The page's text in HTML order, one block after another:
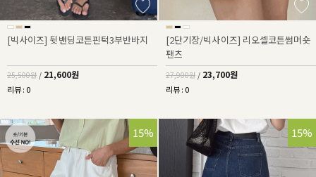
[빅사이즈] 뒷밴딩코튼핀턱3부반바지
25,500원 / 21,600원
리뷰 : 0
[2단기장/빅사이즈] 리오셀코튼썸머숏
팬츠
27,900원 / 23,700원
리뷰 : 0
15% 15%